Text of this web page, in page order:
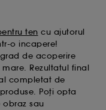
ten cu ajutorul
o incapere!
de acoperire
Rezultatul final
completat de
Poți opta
sau